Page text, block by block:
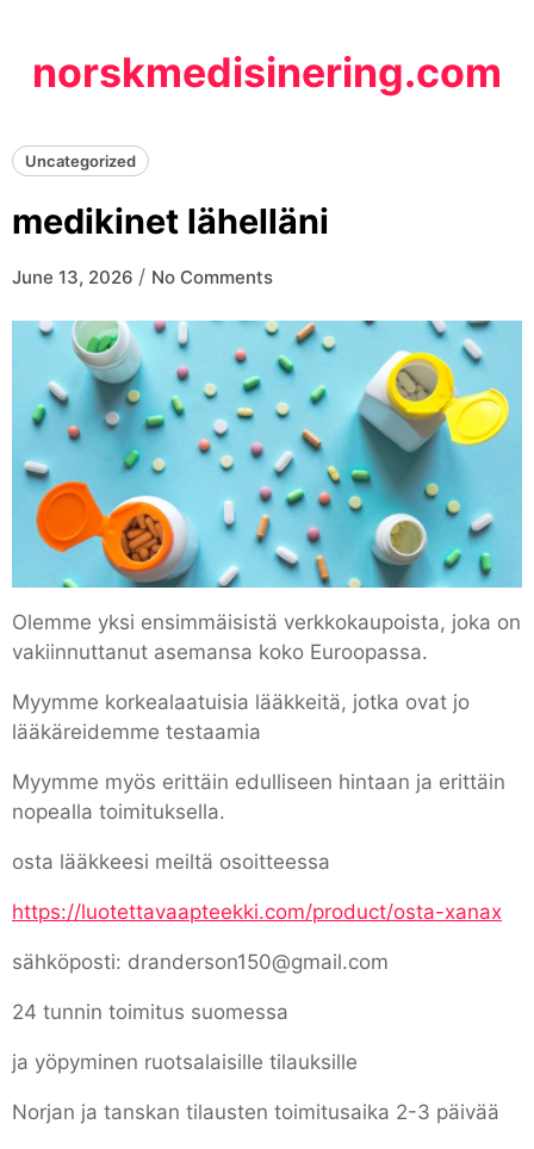
contentnorskmedisinering.com
Uncategorized
medikinet lähelläni
June 13, 2026 / No Comments
Olemme yksi ensimmäisistä verkkokaupoista, joka on
vakiinnuttanut asemansa koko Euroopassa.
Myymme korkealaatuisia lääkkeitä, jotka ovat jo
lääkäreidemme testaamia
Myymme myös erittäin edulliseen hintaan ja erittäin
nopealla toimituksella.
osta lääkkeesi meiltä osoitteessa
https://luotettavaapteekki.com/product/osta-xanax
sähköposti: dranderson150@gmail.com
24 tunnin toimitus suomessa
ja yöpyminen ruotsalaisille tilauksille
Norjan ja tanskan tilausten toimitusaika 2-3 päivää